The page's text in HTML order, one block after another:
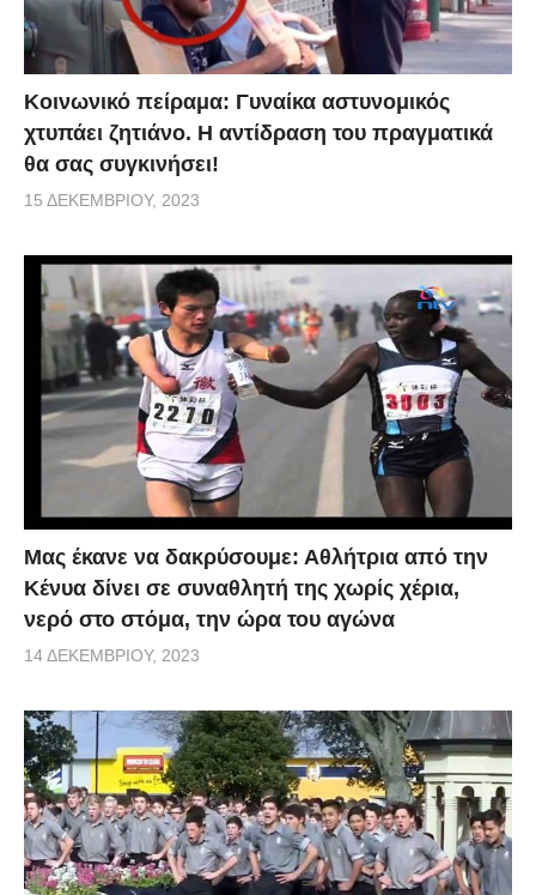
Κοινωνικό πείραμα: Γυναίκα αστυνομικός
χτυπάει ζητιάνο. Η αντίδραση του πραγματικά
θα σας συγκινήσει!
15 ΔΕΚΕΜΒΡΊΟΥ, 2023
Μας έκανε να δακρύσουμε: Αθλήτρια από την
Κένυα δίνει σε συναθλητή της χωρίς χέρια,
νερό στο στόμα, την ώρα του αγώνα
14 ΔΕΚΕΜΒΡΊΟΥ, 2023